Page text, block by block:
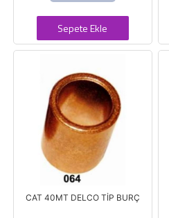
Sepete Ekle
CAT 40MT DELCO TİP BURÇ